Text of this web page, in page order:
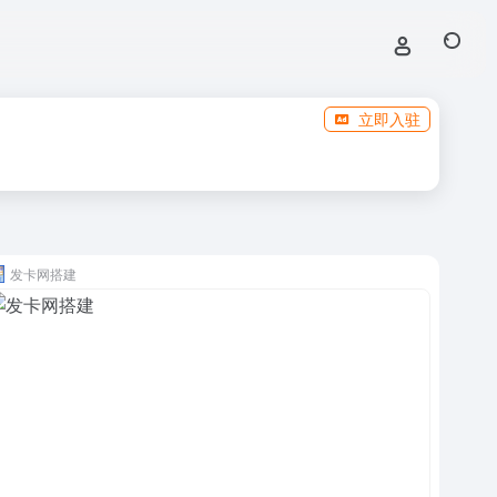
立即入驻
发卡网搭建